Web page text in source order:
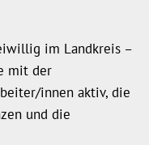
im Landkreis –
mit der
innen aktiv, die
und die